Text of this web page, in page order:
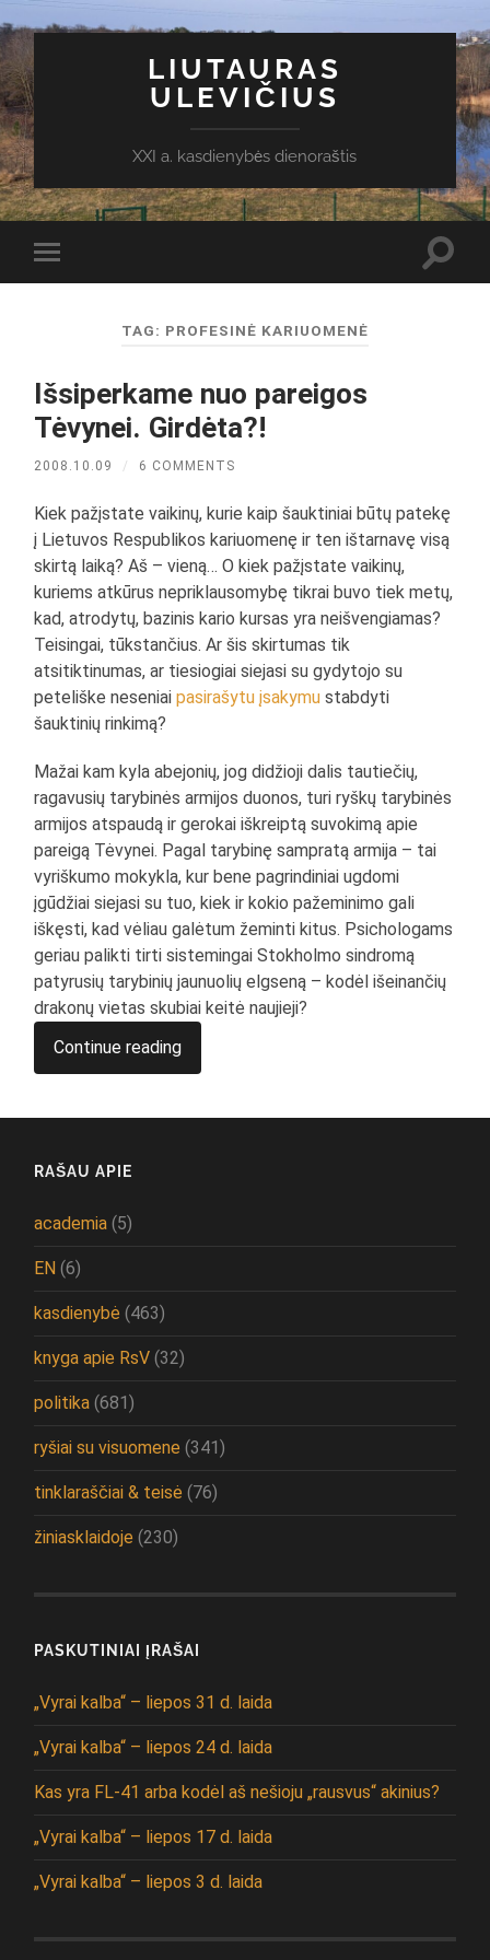
LIUTAURAS
ULEVIČIUS
XXI a. kasdienybės dienoraštis
Toggle
mobile
TAG: PROFESINĖ KARIUOMENĖ
Išsiperkame nuo pareigos
Tėvynei. Girdėta?!
2008.10.09 / 6 COMMENTS
Kiek pažįstate vaikinų, kurie kaip šauktiniai būtų patekę
į Lietuvos Respublikos kariuomenę ir ten ištarnavę visą
skirtą laiką? Aš – vieną… O kiek pažįstate vaikinų,
kuriems atkūrus nepriklausomybę tikrai buvo tiek metų,
kad, atrodytų, bazinis kario kursas yra neišvengiamas?
Teisingai, tūkstančius. Ar šis skirtumas tik
atsitiktinumas, ar tiesiogiai siejasi su gydytojo su
peteliške neseniaipasirašytu įsakymu stabdyti
šauktinių rinkimą?
Mažai kam kyla abejonių, jog didžioji dalis tautiečių,
ragavusių tarybinės armijos duonos, turi ryškų tarybinės
armijos atspaudą ir gerokai iškreiptą suvokimą apie
pareigą Tėvynei. Pagal tarybinę sampratą armija – tai
vyriškumo mokykla, kur bene pagrindiniai ugdomi
įgūdžiai siejasi su tuo, kiek ir kokio pažeminimo gali
iškęsti, kad vėliau galėtum žeminti kitus. Psichologams
geriau palikti tirti sistemingai Stokholmo sindromą
patyrusių tarybinių jaunuolių elgseną – kodėl išeinančių
drakonų vietas skubiai keitė naujieji?
Continue reading
RAŠAU APIE
academia (5)
EN (6)
kasdienybė (463)
knyga apie RsV (32)
politika (681)
ryšiai su visuomene (341)
tinklaraščiai & teisė (76)
žiniasklaidoje (230)
PASKUTINIAI ĮRAŠAI
„Vyrai kalba“ – liepos 31 d. laida
„Vyrai kalba“ – liepos 24 d. laida
Kas yra FL-41 arba kodėl aš nešioju „rausvus“ akinius?
„Vyrai kalba“ – liepos 17 d. laida
„Vyrai kalba“ – liepos 3 d. laida